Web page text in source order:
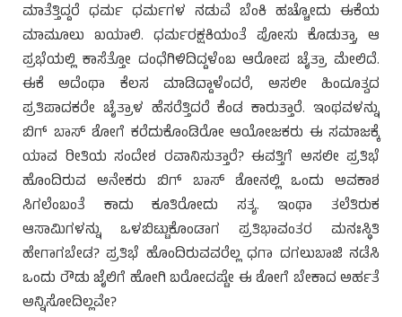
ಮಾತೆತ್ತಿದ್ದರೆ ಧರ್ಮ ಧರ್ಮಗಳ ನಡುವೆ ಬೆಂಕಿ ಹಚ್ಚೋದು ಈಕೆಯ
ಮಾಮೂಲು ಖಯಾಲಿ. ಧರ್ಮರಕ್ಷಕಿಯಂತೆ ಪೋಸು ಕೊಡುತ್ತಾ, ಆ
ಪ್ರಭೆಯಲ್ಲಿ ಕಾಸೆತ್ತೋ ದಂಧೆಗಿಳಿದಿದ್ದಳೆಂಬ ಆರೋಪ ಚೈತ್ರಾ ಮೇಲಿದೆ.
ಈಕೆ ಅದೆಂಥಾ ಕೆಲಸ ಮಾಡಿದ್ದಾಳೆಂದರೆ, ಅಸಲೀ ಹಿಂದೂತ್ವದ
ಪ್ರತಿಪಾದಕರೇ ಚೈತ್ರಾಳ ಹೆಸರೆತ್ತಿದರೆ ಕೆಂಡ ಕಾರುತ್ತಾರೆ. ಇಂಥವಳನ್ನು
ಬಿಗ್ ಬಾಸ್ ಶೋಗೆ ಕರೆದುಕೊಂಡಿರೋ ಆಯೋಜಕರು ಈ ಸಮಾಜಕ್ಕೆ
ಯಾವ ರೀತಿಯ ಸಂದೇಶ ರವಾನಿಸುತ್ತಾರೆ? ಈವತ್ತಿಗೆ ಅಸಲೀ ಪ್ರತಿಭೆ
ಹೊಂದಿರುವ ಅನೇಕರು ಬಿಗ್ ಬಾಸ್ ಶೋನಲ್ಲಿ ಒಂದು ಅವಕಾಶ
ಸಿಗಲೆಂಬಂತೆ ಕಾದು ಕೂತಿರೋದು ಸತ್ಯ. ಇಂಥಾ ತಲೆತಿರುಕ
ಆಸಾಮಿಗಳನ್ನು ಒಳಬಿಟ್ಟುಕೊಂಡಾಗ ಪ್ರತಿಭಾವಂತರ ಮನಃಸ್ಥಿತಿ
ಹೇಗಾಗಬೇಡ? ಪ್ರತಿಭೆ ಹೊಂದಿರುವವರೆಲ್ಲ ಧಗಾ ದಗಲುಬಾಜಿ ನಡೆಸಿ
ಒಂದು ರೌಡು ಜೈಲಿಗೆ ಹೋಗಿ ಬರೋದಷ್ಟೇ ಈ ಶೋಗೆ ಬೇಕಾದ ಅರ್ಹತೆ
ಅನ್ನಿಸೋದಿಲ್ಲವೇ?